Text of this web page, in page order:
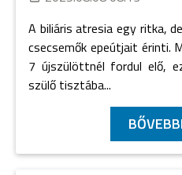
A biliáris atresia egy ritka,
csecsemők epeútjait érinti.
7 újszülöttnél fordul elő,
szülő tisztába...